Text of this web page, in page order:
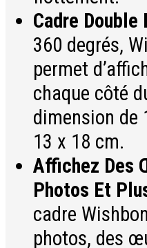
Cadre Double
360 degrés,
permet
chaque côté
dimension de
13 x 18 cm.
Affichez Des
Photos Et
cadre
photos, des